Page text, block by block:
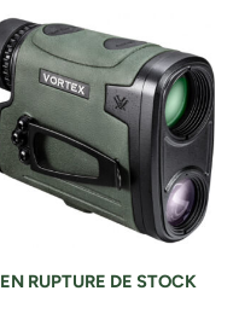
EN RUPTURE DE STOCK